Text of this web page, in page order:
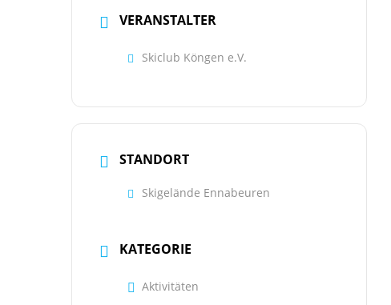
VERANSTALTER
Skiclub Köngen e.V.
STANDORT
Skigelände Ennabeuren
KATEGORIE
Aktivitäten